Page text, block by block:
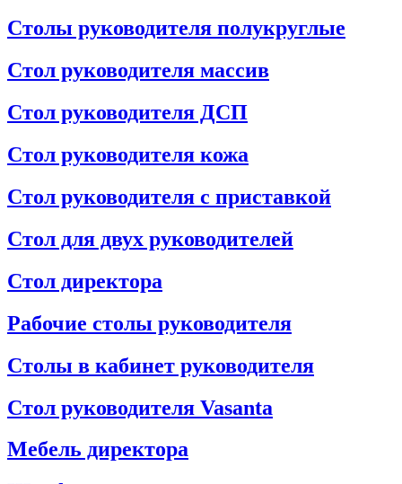
Столы руководителя полукруглые
Стол руководителя массив
Стол руководителя ДСП
Стол руководителя кожа
Стол руководителя с приставкой
Стол для двух руководителей
Стол директора
Рабочие столы руководителя
Столы в кабинет руководителя
Стол руководителя Vasanta
Мебель директора